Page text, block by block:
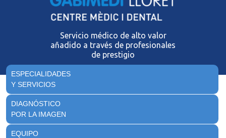
Servicio médico de alto valor
añadido a través de profesionales
de prestigio
ESPECIALIDADES
Y SERVICIOS
DIAGNÓSTICO
POR LA IMAGEN
EQUIPO